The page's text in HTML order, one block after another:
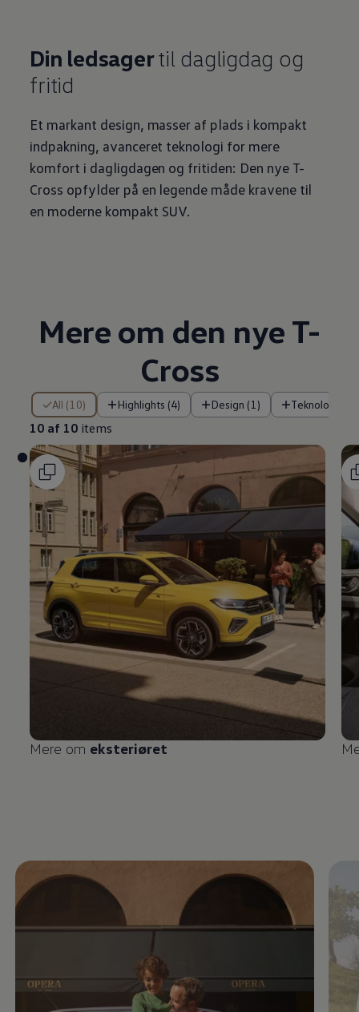
Din ledsagertil dagligdag og
fritid
Et markant design, masser af plads i kompakt
indpakning, avanceret teknologi for mere
komfort i dagligdagen og fritiden: Den nye T-
Cross opfylder på en legende måde kravene til
en moderne kompakt SUV.
Mere om den nye T-
Cross
All (10) Highlights (4) Design (1) Teknologi (1)
10 af 10 items
10 af 10 items
Mere om eksteriøret
Enable fullscreen mode